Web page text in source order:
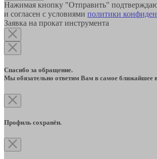
Нажимая кнопку "Отправить"
и согласен с условиями политики
Заявка на прокат инструмента
Спасибо за обращение.
Мы обязательно ответим Вам в самое ближайшее
Профиль сохранён.